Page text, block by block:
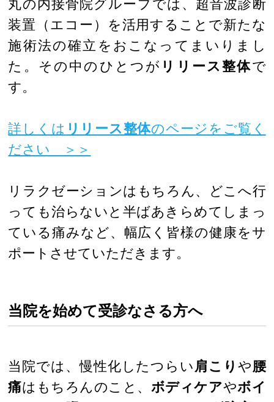
丸の内接骨院グループでは、超音波診断
装置（エコー）を活用することで新たな
施術法の確立をおこなってまいりまし
た。その中のひとつが リリース整体で
す。
詳しくは リリース整体のページをご覧く
ださい ＞＞
リラクゼーションはもちろん、どこへ行
っても治らないと半ばあきらめてしまっ
ている痛みなど、幅広く皆様の健康をサ
ポートさせていただきます。
当院を始めて受診なさる方へ
当院では、慢性化したつらい肩こり や腰
痛はもちろんのこと、 ボディケアやボイ